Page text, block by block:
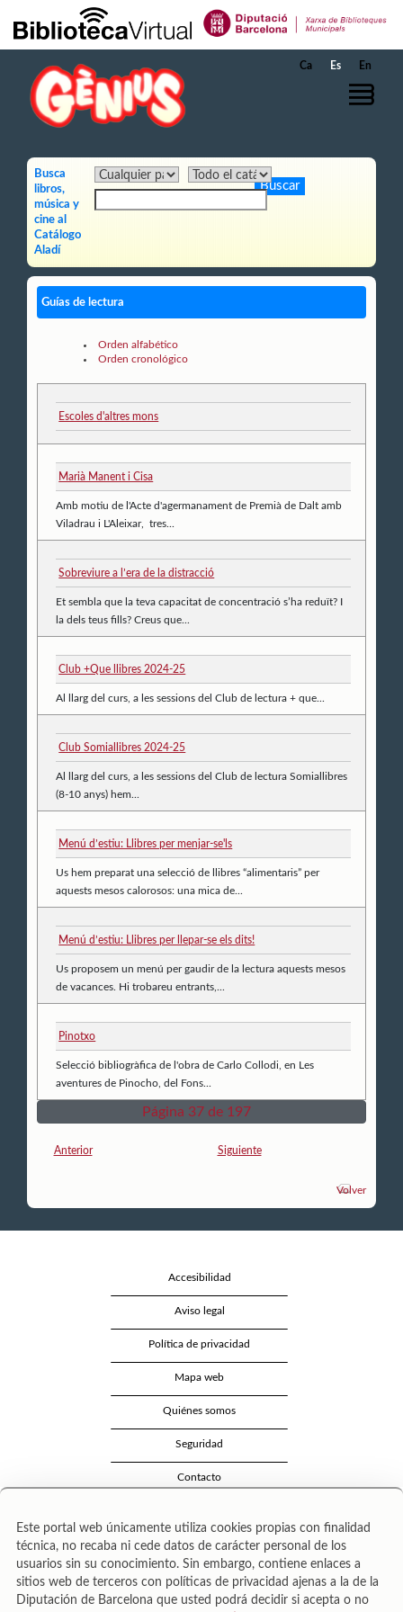
Saltar al contenido principal
Ca Es En
Busca
libros,
música y
cine al
Catálogo
Aladí
Guías de lectura
Orden alfabético
Orden cronológico
Escoles d'altres mons
Marià Manent i Cisa
Amb motiu de l'Acte d'agermanament de Premià de Dalt amb
Viladrau i L'Aleixar, tres...
Sobreviure a l’era de la distracció
Et sembla que la teva capacitat de concentració s’ha reduït? I
la dels teus fills? Creus que...
Club +Que llibres 2024-25
Al llarg del curs, a les sessions del Club de lectura + que...
Club Somiallibres 2024-25
Al llarg del curs, a les sessions del Club de lectura Somiallibres
(8-10 anys) hem...
Menú d’estiu: Llibres per menjar-se'ls
Us hem preparat una selecció de llibres “alimentaris” per
aquests mesos calorosos: una mica de...
Menú d’estiu: Llibres per llepar-se els dits!
Us proposem un menú per gaudir de la lectura aquests mesos
de vacances. Hi trobareu entrants,...
Pinotxo
Selecció bibliogràfica de l'obra de Carlo Collodi, en Les
aventures de Pinocho, del Fons...
Página 37 de 197
Anterior Siguiente
Volver
Accesibilidad
Aviso legal
Política de privacidad
Mapa web
Quiénes somos
Seguridad
Contacto
Este portal web únicamente utiliza cookies propias con finalidad
técnica, no recaba ni cede datos de carácter personal de los
usuarios sin su conocimiento. Sin embargo, contiene enlaces a
sitios web de terceros con políticas de privacidad ajenas a la de la
Diputación de Barcelona que usted podrá decidir si acepta o no